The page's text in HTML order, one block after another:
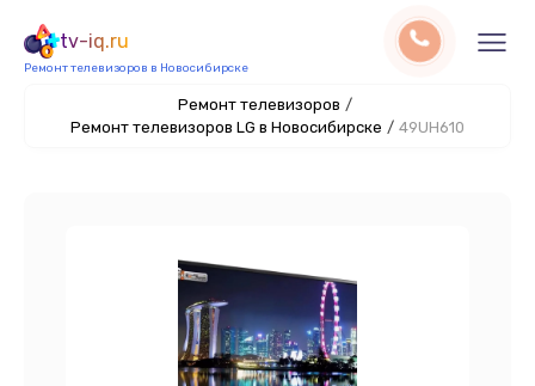
tv-iq.ru
Ремонт телевизоров в Новосибирске
Ремонт телевизоров /
Ремонт телевизоров LG в Новосибирске / 49UH610